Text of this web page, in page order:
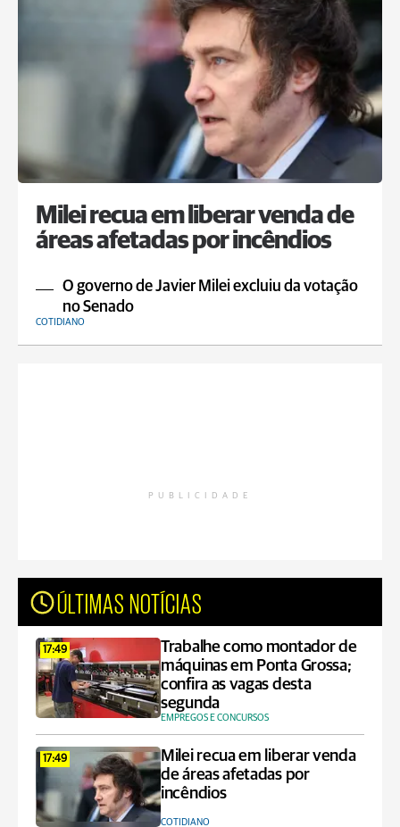
Milei recua em liberar venda de
áreas afetadas por incêndios
O governo de Javier Milei excluiu da votação
no Senado
COTIDIANO
PUBLICIDADE
ÚLTIMAS NOTÍCIAS
17:49
Trabalhe como montador de
máquinas em Ponta Grossa;
confira as vagas desta
segunda
EMPREGOS E CONCURSOS
17:49
Milei recua em liberar venda
de áreas afetadas por
incêndios
COTIDIANO